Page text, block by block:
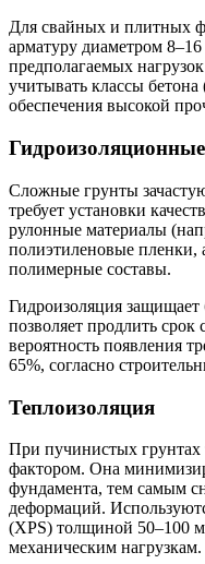
Для свайных и плитных
арматуру диаметром
предполагаемых
учитывать классы
обеспечения высокой
Сложные грунты
требует установки
рулонные материалы
полиэтиленовые пленки,
полимерные составы.
Гидроизоляция защищает
позволяет продлить
вероятность появления
65%, согласно
Теплоизоляция
При пучинистых грунтах
фактором. Она
фундамента, тем самым
деформаций.
(XPS) толщиной 50–100
механическим нагрузкам.